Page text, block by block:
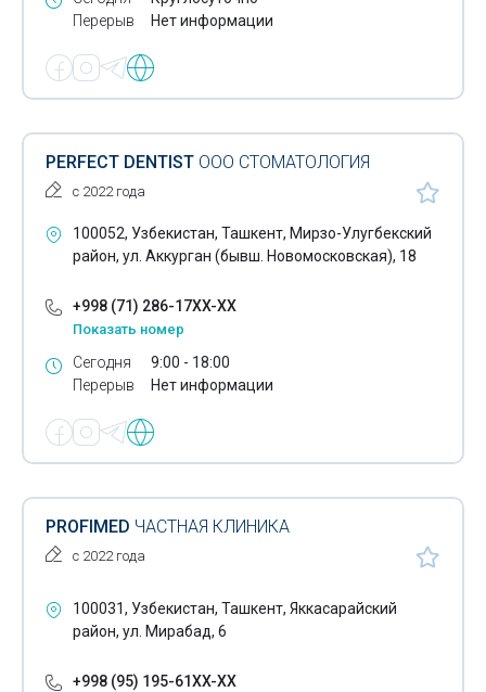
Перерыв
Нет информации
PERFECT DENTIST ООО СТОМАТОЛОГИЯ
с 2022 года
100052, Узбекистан, Ташкент, Мирзо-Улугбекский
район, ул. Аккурган (бывш. Новомосковская), 18
+998 (71) 286-17XX-XX
Показать номер
Сегодня
Перерыв
9:00 - 18:00
Нет информации
PROFIMED ЧАСТНАЯ КЛИНИКА
с 2022 года
100031, Узбекистан, Ташкент, Яккасарайский
район, ул. Мирабад, 6
+998 (95) 195-61XX-XX